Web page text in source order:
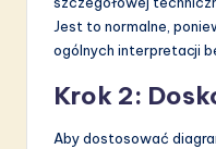
Jest to normalne,
ogólnych interpretacji
Krok 2:
Aby dostosować